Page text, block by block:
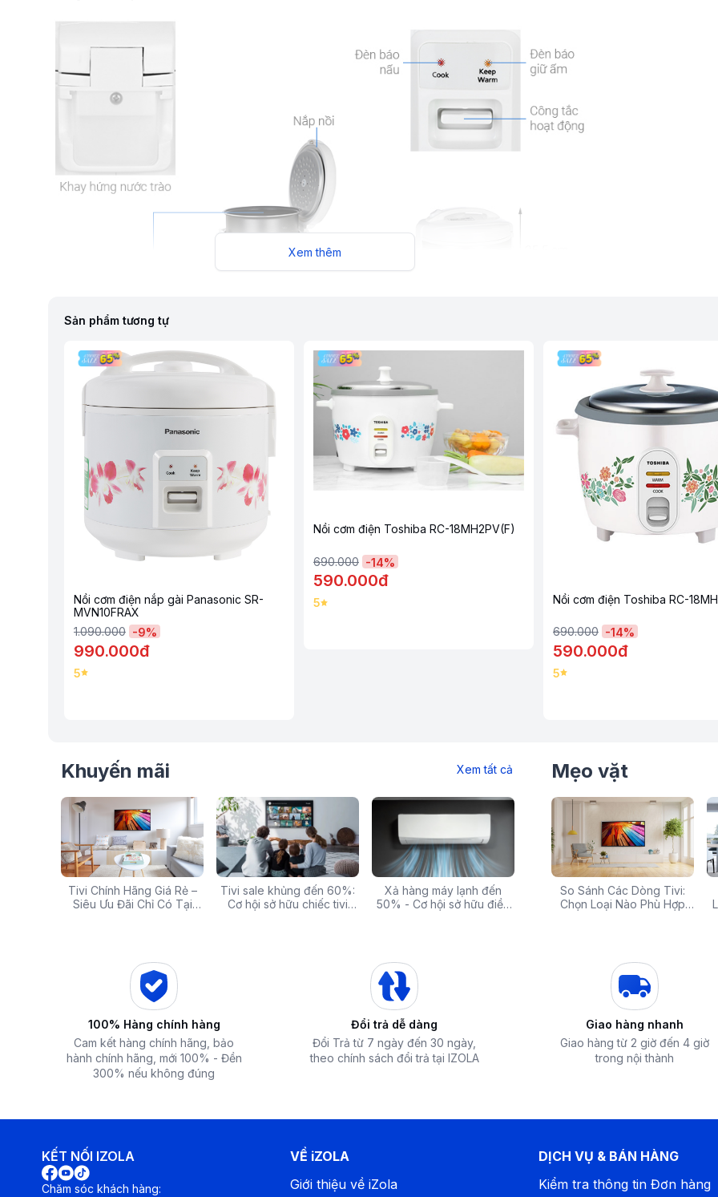
Thiết kế nhỏ gọn, màu sắc trang nhã hài hòa với mọi không gian bếp
Nồi cơm điện Panasonic 1 lít SR-MVN10LRAX Xám có thiết kế gọn, màu sắc trang nhã hài hòa với mọi
không gian bếp. Dung tích 1 lít phù hợp với gia đình có từ 2 đến 4 thành viên. Đi kèm nhiều phụ kiện hỗ
trợ bạn nấu cơm tiện lợi hơn: muỗng cơm, cốc đong, xửng hấp.
Công suất 500W giúp làm nóng nhanh
Nồi cơm điện Panasonic 1 lít SR-MVN10LRAX có công suất hoạt động 500W giúp nấu cơm nhanh, tiết
kiệm thời gian nấu.
Nồi cơm điện Panasonic 1 lít SR-MVN10LRAX có lòng nồi dày 1.433 mm bằng hợp kim nhôm phủ chống
dính hạn chế dính cháy dễ dàng vệ sinh sau khi nấu xong.
Điều khiển nút gạt tùy chỉnh nấu cơm và giữ ấm
Nồi cơm điện Panasonic 1 lít SR-MVN10LRAX sử dụng bảng điều khiển nút gạt có đèn báo cho bạn dễ
dàng tùy chỉnh nấu cơm và giữ ấm, tiện sử dụng ngay cả với người lớn tuổi.
Xem thêm
Sản phẩm tương tự
Nồi cơm điện nắp gài Panasonic SR-
MVN10FRAX
1.090.000 -9%
990.000đ
5
Nồi cơm điện Toshiba RC-18MH2PV(F)
690.000 -14%
590.000đ
5 Nồi cơm điện Toshiba RC-
690.000 -14%
590.000đ
5
Khuyến mãi Xem tất cả
Tivi Chính Hãng Giá Rẻ –
Siêu Ưu Đãi Chỉ Có Tại
Tivi sale khủng đến 60%:
Cơ hội sở hữu chiếc tivi
Xả hàng máy lạnh đến
50% - Cơ hội sở hữu điều
Săn Sale Khủng: Hàng
Điện Máy Cao Cấp Giảm
Tivi
Mẹo vặt
Các mã báo lỗi thường gặp
của bếp từ và lưu ý khi xử
Top 5 tivi 32 inch giá rẻ,
chất lượng và đáng mua
Top 10 máy lọc nước nóng
lạnh tốt nhất đáng mua
So Sánh Các Dòng Tivi:
Chọn Loại Nào Phù Hợp
100% Hàng chính hàng
Cam kết hàng chính hãng, bảo
hành chính hãng, mới 100% - Đền
300% nếu không đúng
Đổi trả dễ dàng
Đổi Trả từ 7 ngày đến 30 ngày,
theo chính sách đổi trả tại IZOLA
Giao hàng nhanh
Giao hàng từ 2 giờ đến 4 giờ
trong nội thành
KẾT NỐI IZOLA
Chăm sóc khách hàng:
VỀ iZOLA
Giới thiệu về iZola
DỊCH VỤ & BÁN HÀNG
Kiểm tra thông tin Đơn hàng